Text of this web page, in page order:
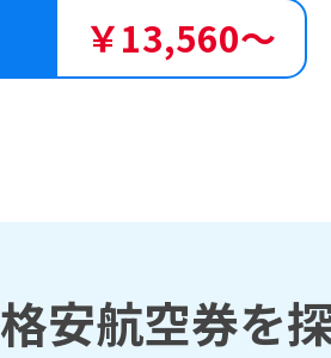
￥13,560～
安航空券を